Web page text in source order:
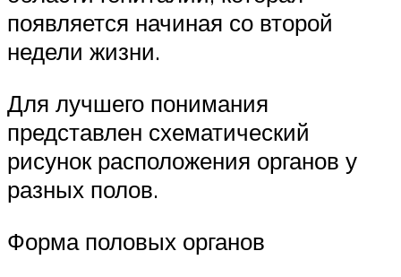
появляется начиная со второй
недели жизни.
Для лучшего понимания
представлен схематический
рисунок расположения органов у
разных полов.
Форма половых органов